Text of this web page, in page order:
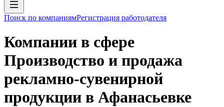
Поиск по компаниямРегистрация работодателя
Компании в сфере
Производство и продажа
рекламно-сувенирной
продукции в Афанасьевке